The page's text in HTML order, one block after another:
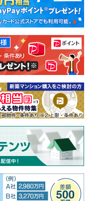
中古一戸建て
土地